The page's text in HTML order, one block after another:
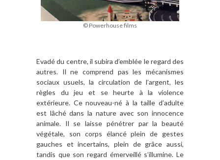
© Powerhouse films
Evadé du centre, il subira d’emblée le regard des
autres. Il ne comprend pas les mécanismes
sociaux usuels, la circulation de l’argent, les
règles du jeu et se heurte à la violence
extérieure. Ce nouveau-né à la taille d’adulte
est lâché dans la nature avec son innocence
animale. Il se laisse pénétrer par la beauté
végétale, son corps élancé plein de gestes
gauches et incertains, plein de grâce aussi,
tandis que son regard émerveillé s’illumine. Le